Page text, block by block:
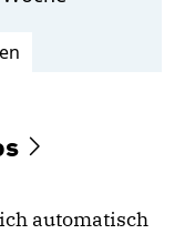
automatisch